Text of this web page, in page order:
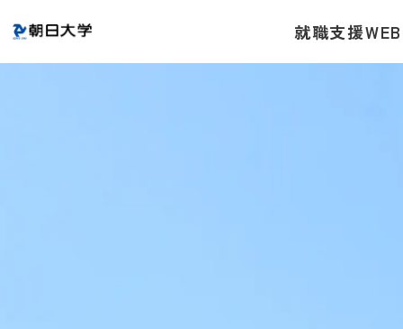
就職支援WEB